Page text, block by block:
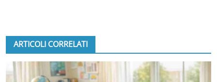
ARTICOLI CORRELATI